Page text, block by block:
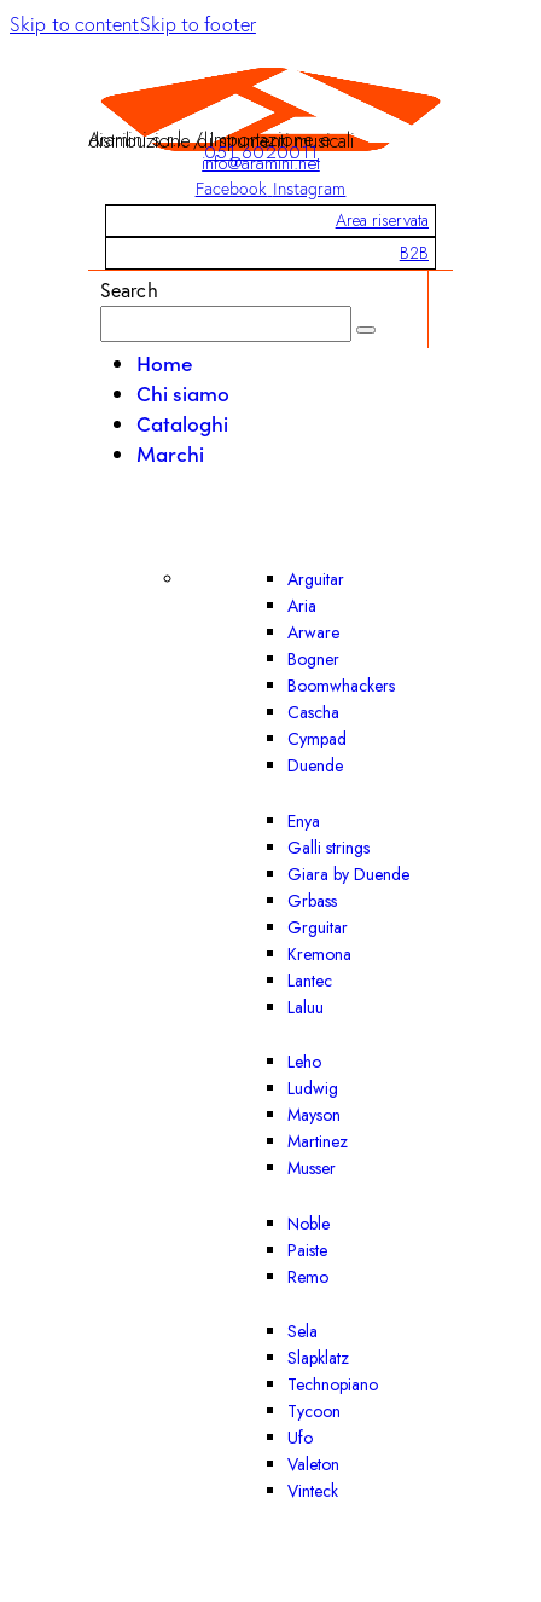
Skip to contentSkip to footer
Aramini s.r.l. / Importazione e distribuzione di strumenti musicali
051 6020011
info@aramini.net
Facebook Instagram
Area riservata
B2B
Search
Home
Chi siamo
Cataloghi
Marchi
Arguitar
Aria
Arware
Bogner
Boomwhackers
Cascha
Cympad
Duende
Enya
Galli strings
Giara by Duende
Grbass
Grguitar
Kremona
Lantec
Laluu
Leho
Ludwig
Mayson
Martinez
Musser
Noble
Paiste
Remo
Sela
Slapklatz
Technopiano
Tycoon
Ufo
Valeton
Vinteck